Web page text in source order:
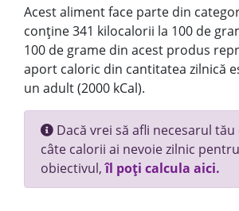
Acest aliment face parte din
conține 341 kilocalorii la 100 de
100 de grame din acest produs
aport caloric din cantitatea zilnică
un adult (2000 kCal).
Dacă vrei să afli necesarul
câte calorii ai nevoie zilnic
obiectivul,îl poți calcula aici.